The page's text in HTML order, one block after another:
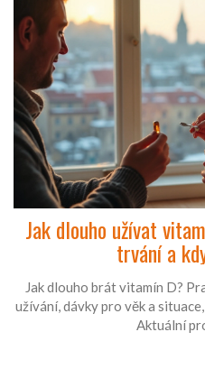
Jak dlouho užívat
trvání a
Jak dlouho brát vitamín D?
užívání, dávky pro věk a
Aktuální